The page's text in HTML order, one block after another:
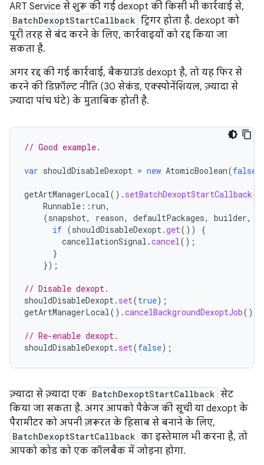
ART Service से शुरू की गई dexopt की किसी भी कार्रवाई से,
BatchDexoptStartCallback ट्रिगर होता है. dexopt को
पूरी तरह से बंद करने के लिए, कार्रवाइयों को रद्द किया जा
सकता है.
अगर रद्द की गई कार्रवाई, बैकग्राउंड dexopt है, तो यह फिर से
करने की डिफ़ॉल्ट नीति (30 सेकंड, एक्स्पोनेंशियल, ज़्यादा से
ज़्यादा पांच घंटे) के मुताबिक होती है.
// Good example.
var shouldDisableDexopt = new AtomicBoolean(false
getArtManagerLocal(). setBatchDexoptStartCallback(
Runnable :: run,
(snapshot, reason, defaultPackages, builder,
if (shouldDisableDexopt.get())
{
cancellationSignal .cancel();
}
});
// Disable dexopt.
shouldDisableDexopt. set(true);
getArtManagerLocal().cancelBackgroundDexoptJob();
// Re-enable dexopt.
shouldDisableDexopt. set(false);
ज़्यादा से ज़्यादा एक BatchDexoptStartCallback सेट
किया जा सकता है. अगर आपको पैकेज की सूची या dexopt के
पैरामीटर को अपनी ज़रूरत के हिसाब से बनाने के लिए,
BatchDexoptStartCallback का इस्तेमाल भी करना है, तो
आपको कोड को एक कॉलबैक में जोड़ना होगा.